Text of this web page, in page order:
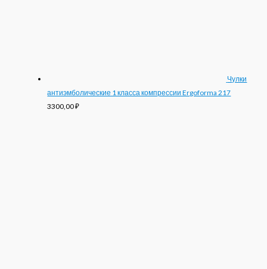
Чулки
антиэмболические 1 класса компрессии Ergoforma 217
3300,00₽